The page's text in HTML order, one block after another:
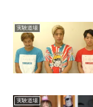
実験道場
実験道場